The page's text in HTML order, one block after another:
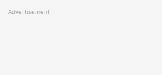
Advertisement